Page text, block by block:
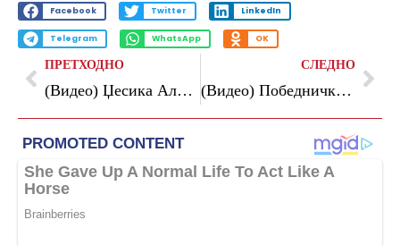
Facebook Twitter LinkedIn
Telegram WhatsApp OK
ПРЕТХОДНО
(Видео) Џесика Алба конечно ја открива тајната на нејзината убиствена фигура – и тоа е толку едноставно
СЛЕДНО
(Видео) Победничката на Евровизија ги излуди мажите – но залудно: Жешката Бугарка е мажена, ова е нејзиниот сопруг